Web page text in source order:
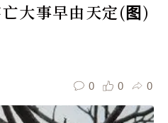
大事早由天定(图)
0 0 0